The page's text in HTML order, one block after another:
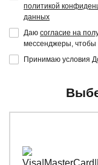
политикой
данных
Даю согласие на
мессенджеры, чтобы
Принимаю условия